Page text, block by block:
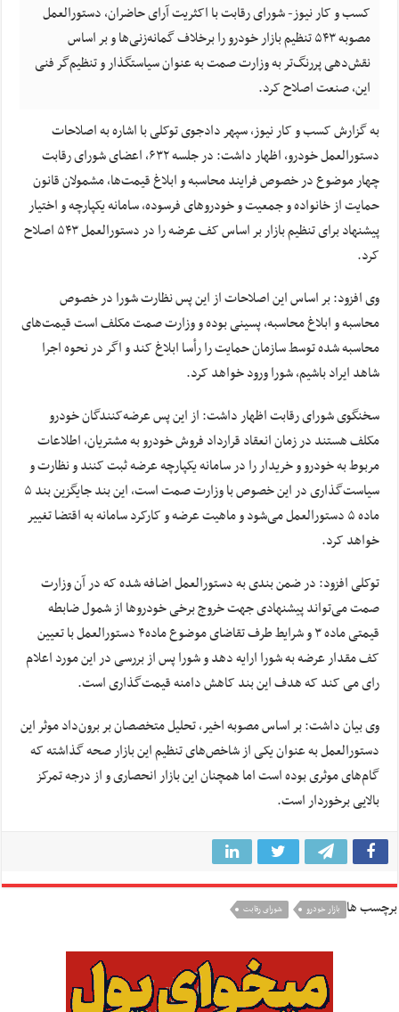
کسب و کار نیوز- شورای رقابت با اکثریت آرای حاضران، دستورالعمل
مصوبه ۵۴۳ تنظیم بازار خودرو را برخلاف گمانه‌زنی‌ها و بر اساس
نقش‌دهی پررنگ‌تر به وزارت صمت به عنوان سیاستگذار و تنظیم‌گر فنی
این، صنعت اصلاح کرد.
به گزارش کسب و کار نیوز، سپهر دادجوی توکلی با اشاره به اصلاحات
دستورالعمل خودرو، اظهار داشت: در جلسه ۶۳۲، اعضای شورای رقابت
چهار موضوع در خصوص فرایند محاسبه و ابلاغ قیمت‌ها، مشمولان قانون
حمایت از خانواده و جمعیت و خودروهای فرسوده، سامانه یکپارچه و اختیار
پیشنهاد برای تنظیم بازار بر اساس کف عرضه را در دستورالعمل ۵۴۳ اصلاح
کرد.
وی افزود: بر اساس این اصلاحات از این پس نظارت شورا در خصوص
محاسبه و ابلاغ محاسبه، پسینی بوده و وزارت صمت مکلف است قیمت‌های
محاسبه شده توسط سازمان حمایت را رأسا ابلاغ کند و اگر در نحوه اجرا
شاهد ایراد باشیم، شورا ورود خواهد کرد.
سخنگوی شورای رقابت اظهار داشت: از این پس عرضه‌کنندگان خودرو
مکلف هستند در زمان انعقاد قرارداد فروش خودرو به مشتریان‌، اطلاعات
مربوط به خودرو و خریدار را در سامانه یکپارچه عرضه ثبت کنند و نظارت و
سیاست‌گذاری در این خصوص با وزارت صمت است، این بند جایگزین بند ۵
ماده ۵ دستورالعمل می‌شود و ماهیت عرضه و کارکرد سامانه به اقتضا تغییر
خواهد کرد.
توکلی افزود: در ضمن بندی به دستورالعمل اضافه شده که در آن وزارت
صمت می‌تواند پیشنهادی جهت خروج برخی خودروها از شمول ضابطه
قیمتی ماده ۳ و شرایط طرف تقاضای موضوع ماده۴ دستورالعمل‌ با تعیین
کف مقدار عرضه به شورا ارایه دهد و شورا پس از بررسی در این مورد اعلام
رای می کند که هدف این بند کاهش دامنه قیمت‌گذاری است.
وی بیان داشت: بر اساس مصوبه اخیر، تحلیل متخصصان بر برون‌داد موثر این
دستورالعمل به عنوان یکی از شاخص‌های تنظیم این بازار صحه گذاشته که
گام‌های موثری بوده است اما همچنان این بازار انحصاری و از درجه تمرکز
بالایی برخوردار است.
برچسب ها بازار خودرو شورای رقابت